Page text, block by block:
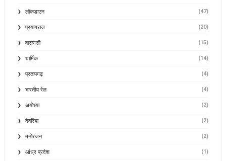
लॉकडाउन (47)
प्रयागराज (20)
वाराणसी (15)
धार्मिक (14)
प्रतापगढ़ (4)
भारतीय रेल (4)
अयोध्या (2)
देवरिया (2)
मनोरंजन (2)
आंध्र प्रदेश (1)